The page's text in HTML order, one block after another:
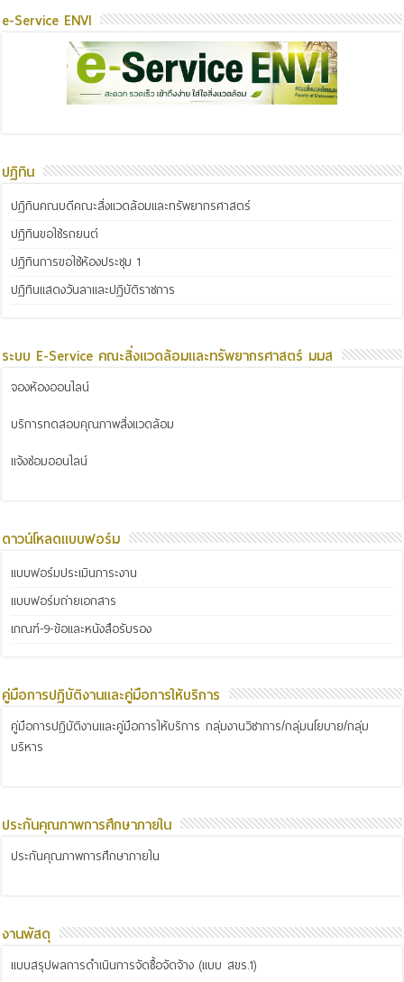
e-Service ENVI
ปฏิทิน
ปฏิทินคณบดีคณะสิ่งแวดล้อมและทรัพยากรศาสตร์
ปฏิทินขอใช้รถยนต์
ปฏิทินการขอใช้ห้องประชุม 1
ปฏิทินแสดงวันลาและปฏิบัติราชการ
ระบบ E-Service คณะสิ่งแวดล้อมและทรัพยากรศาสตร์ มมส
จองห้องออนไลน์
บริการทดสอบคุณภาพสิ่งแวดล้อม
แจ้งซ่อมออนไลน์
ดาวน์โหลดแบบฟอร์ม
แบบฟอร์มประเมินภาระงาน
แบบฟอร์มถ่ายเอกสาร
เกณฑ์-9-ข้อและหนังสือรับรอง
คู่มือการปฏิบัติงานและคู่มือการให้บริการ
คู่มือการปฏิบัติงานและคู่มือการให้บริการ กลุ่มงานวิชาการ/กลุ่มนโยบาย/กลุ่ม
บริหาร
ประกันคุณภาพการศึกษาภายใน
ประกันคุณภาพการศึกษาภายใน
งานพัสดุ
แบบสรุปผลการดำเนินการจัดซื้อจัดจ้าง (แบบ สขร.1)